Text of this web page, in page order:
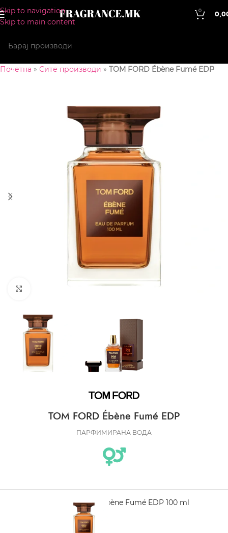
Skip to navigation
Skip to main content
0
Почетна » Сите производи » TOM FORD Ébène Fumé EDP
TOM FORD Ébène Fumé EDP
ПАРФИМИРАНА ВОДА
TOM FORD Ébène Fumé EDP 100 ml
19.890,00